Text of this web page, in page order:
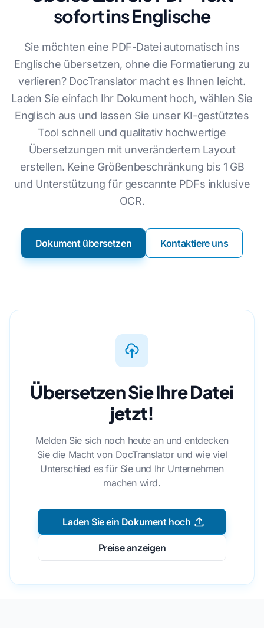
sofort ins Englische
Sie möchten eine PDF-Datei automatisch ins
Englische übersetzen, ohne die Formatierung zu
verlieren? DocTranslator macht es Ihnen leicht.
Laden Sie einfach Ihr Dokument hoch, wählen Sie
Englisch aus und lassen Sie unser KI-gestütztes
Tool schnell und qualitativ hochwertige
Übersetzungen mit unverändertem Layout
erstellen. Keine Größenbeschränkung bis 1 GB
und Unterstützung für gescannte PDFs inklusive
OCR.
Dokument übersetzen Kontaktiere uns
Übersetzen Sie Ihre Datei
jetzt!
Melden Sie sich noch heute an und entdecken
Sie die Macht von DocTranslator und wie viel
Unterschied es für Sie und Ihr Unternehmen
machen wird.
Laden Sie ein Dokument hoch
Preise anzeigen